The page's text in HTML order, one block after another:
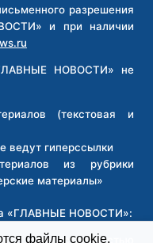
разрешения
и при наличии
НОВОСТИ» не
(текстовая и
ведут гиперссылки
из рубрики
материалы»
«ГЛАВНЫЕ НОВОСТИ»:
файлы cookie.